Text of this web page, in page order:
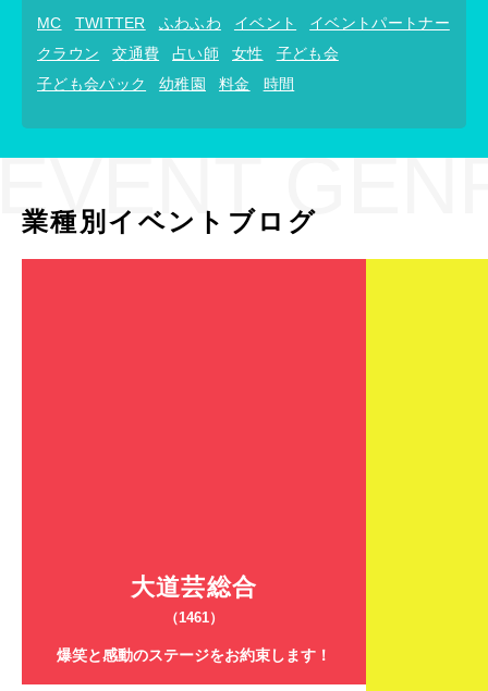
MC TWITTER ふわふわ イベント
イベントパートナー
クラウン
交通費 占い師 女性
子ども会
子ども会パック
幼稚園 料金 時間
業種別イベントブログ
大道芸総合
（1461）
爆笑と感動のステージをお約束します！